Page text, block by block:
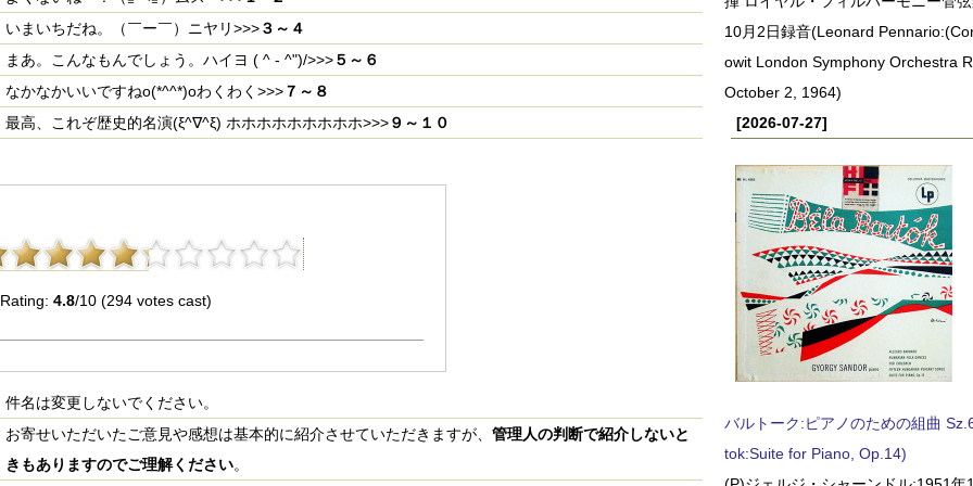
いまいちだね。（￣ー￣）ニヤリ>>>３～４
まあ。こんなもんでしょう。ハイヨ ( ^ - ^")/>>>５～６
なかなかいいですねo(*^^*)oわくわく>>>７～８
最高、これぞ歴史的名演(ξ^∇^ξ) ホホホホホホホホホ>>>９～１０
4.8/10 (294 votes cast)
件名は変更しないでください。
お寄せいただいたご意見や感想は基本的に紹介させていただきますが、 管理人の判断で紹介しないと
きもありますのでご理解ください。
10月2日録音(Leonard
owit London Symphony Orchestra
October 2, 1964)
[2026-07-27]
バルトーク:ピアノのための組曲
tok:Suite for Piano, Op.14)